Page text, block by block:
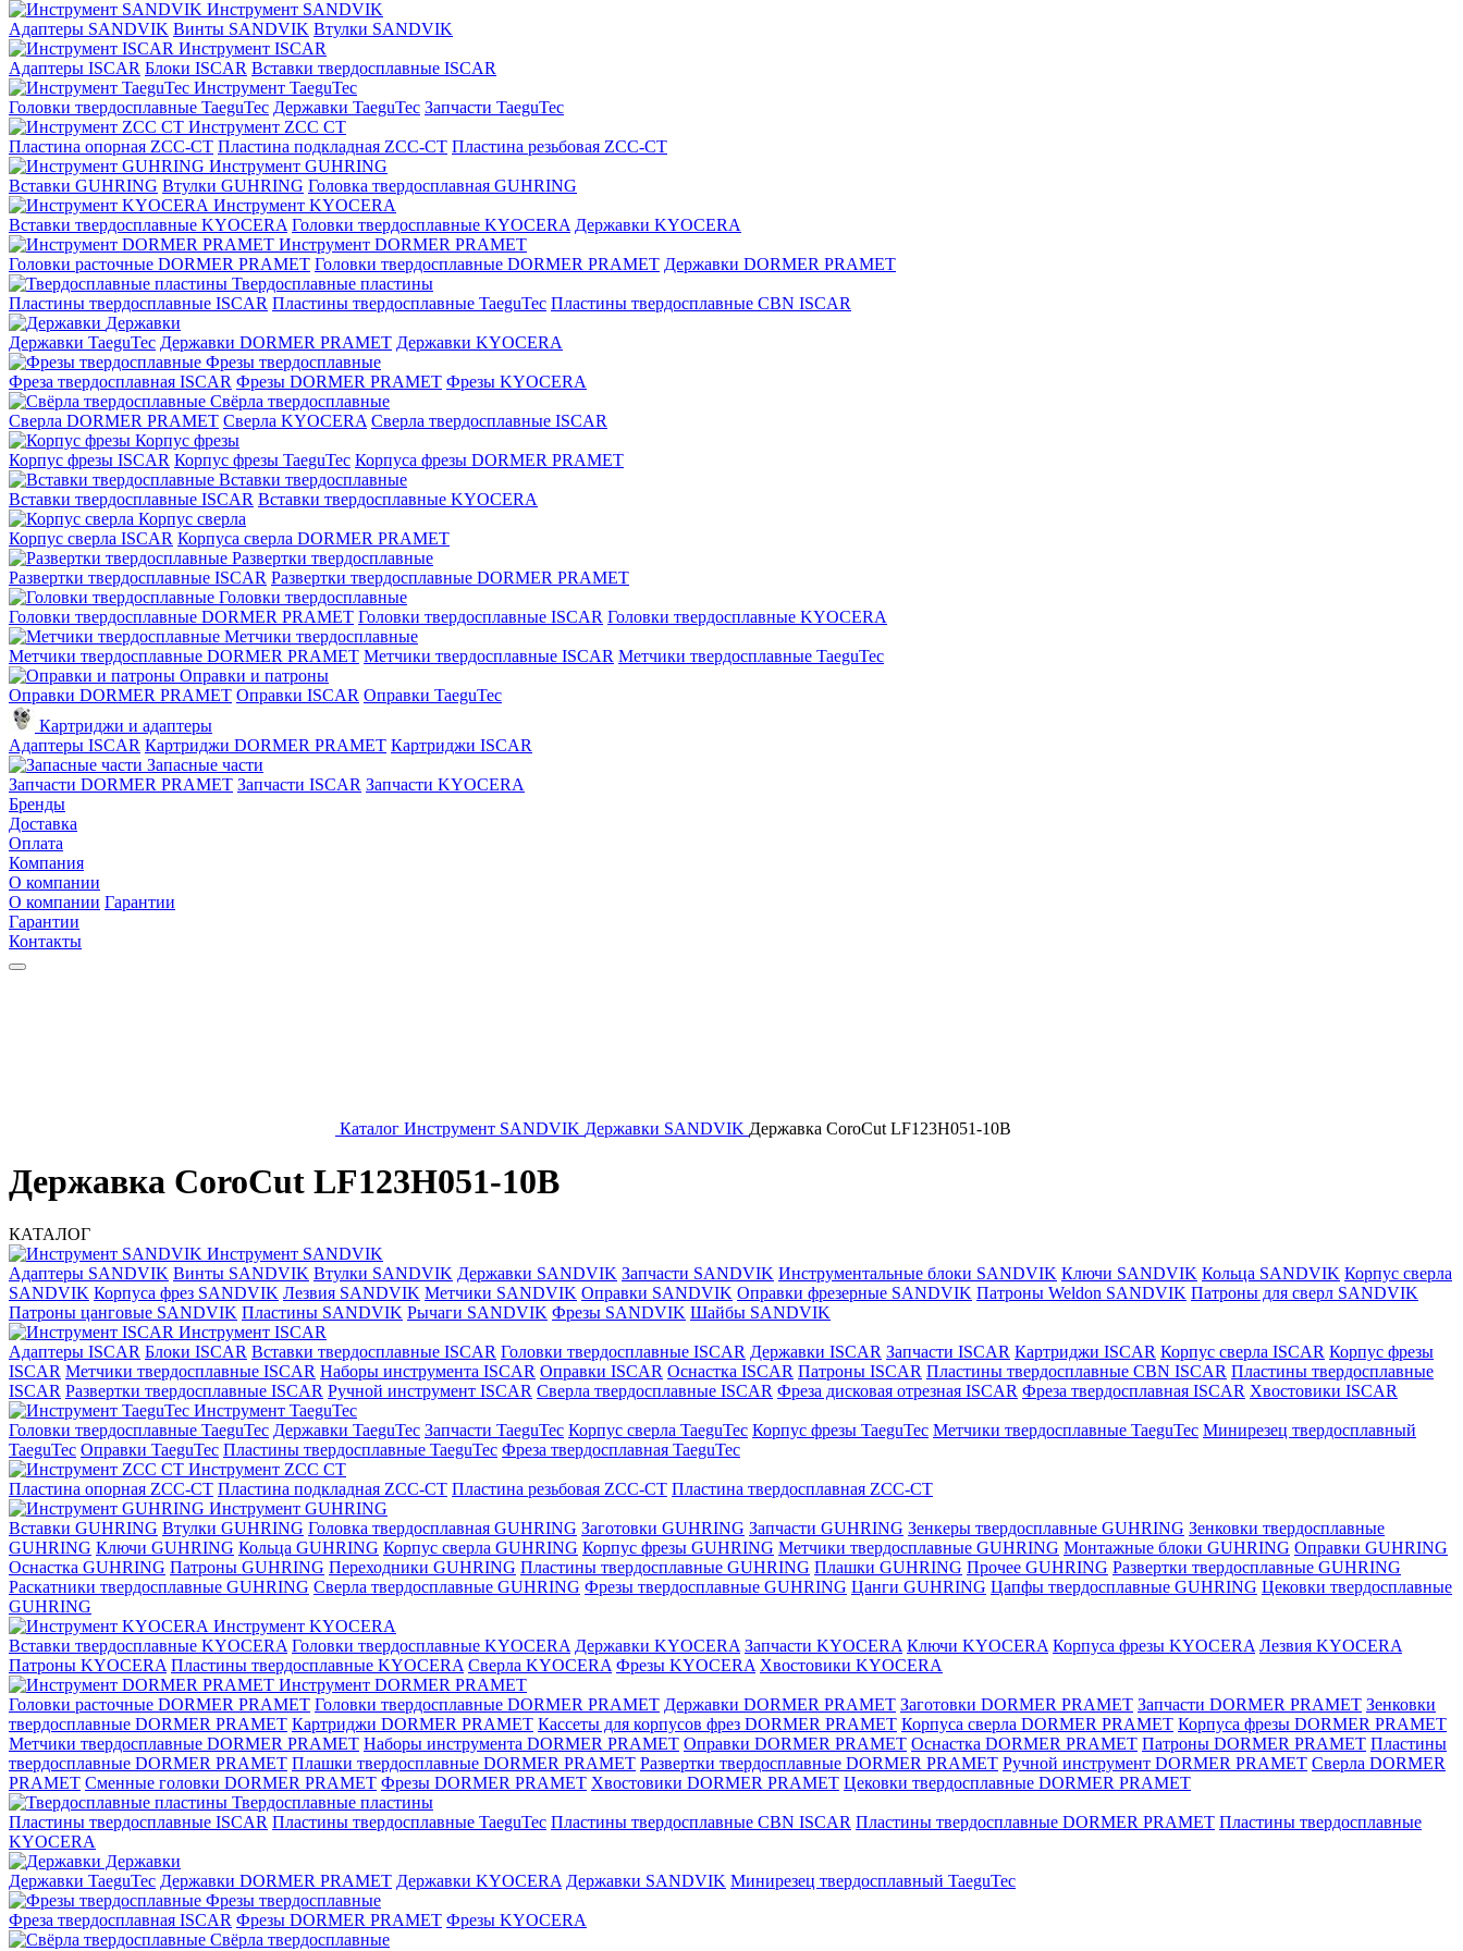
Инструмент SANDVIK
Адаптеры SANDVIK Винты SANDVIK Втулки SANDVIK
Инструмент ISCAR
Адаптеры ISCAR Блоки ISCAR Вставки твердосплавные ISCAR
Инструмент TaeguTec
Головки твердосплавные TaeguTec Державки TaeguTec Запчасти TaeguTec
Инструмент ZCС CT
Пластина опорная ZCC-CT Пластина подкладная ZCC-CT Пластина резьбовая ZCC-CT
Инструмент GUHRING
Вставки GUHRING Втулки GUHRING Головка твердосплавная GUHRING
Инструмент KYOCERA
Вставки твердосплавные KYOCERA Головки твердосплавные KYOCERA Державки KYOCERA
Инструмент DORMER PRAMET
Головки расточные DORMER PRAMET Головки твердосплавные DORMER PRAMET Державки DORMER PRAMET
Твердосплавные пластины
Пластины твердосплавные ISCAR Пластины твердосплавные TaeguTec Пластины твердосплавные CBN ISCAR
Державки
Державки TaeguTec Державки DORMER PRAMET Державки KYOCERA
Фрезы твердосплавные
Фреза твердосплавная ISCAR Фрезы DORMER PRAMET Фрезы KYOCERA
Свёрла твердосплавные
Сверла DORMER PRAMET Сверла KYOCERA Сверла твердосплавные ISCAR
Корпус фрезы
Корпус фрезы ISCAR Корпус фрезы TaeguTec Корпуса фрезы DORMER PRAMET
Вставки твердосплавные
Вставки твердосплавные ISCAR Вставки твердосплавные KYOCERA
Корпус сверла
Корпус сверла ISCAR Корпуса сверла DORMER PRAMET
Развертки твердосплавные
Развертки твердосплавные ISCAR Развертки твердосплавные DORMER PRAMET
Головки твердосплавные
Головки твердосплавные DORMER PRAMET Головки твердосплавные ISCAR Головки твердосплавные KYOCERA
Метчики твердосплавные
Метчики твердосплавные DORMER PRAMET Метчики твердосплавные ISCAR Метчики твердосплавные TaeguTec
Оправки и патроны
Оправки DORMER PRAMET Оправки ISCAR Оправки TaeguTec
Картриджи и адаптеры
Адаптеры ISCAR Картриджи DORMER PRAMET Картриджи ISCAR
Запасные части
Запчасти DORMER PRAMET Запчасти ISCAR Запчасти KYOCERA
Бренды
Доставка
Оплата
Компания
О компании
О компании Гарантии
Гарантии
Контакты
Каталог Инструмент SANDVIK Державки SANDVIK Державка CoroCut LF123H051-10B
Державка CoroCut LF123H051-10B
КАТАЛОГ
Инструмент SANDVIK
Адаптеры SANDVIK Винты SANDVIK Втулки SANDVIK Державки SANDVIK Запчасти SANDVIK Инструментальные блоки SANDVIK Ключи SANDVIK Кольца SANDVIK Корпус сверла
SANDVIK Корпуса фрез SANDVIK Лезвия SANDVIK Метчики SANDVIK Оправки SANDVIK Оправки фрезерные SANDVIK Патроны Weldon SANDVIK Патроны для сверл SANDVIK
Патроны цанговые SANDVIK Пластины SANDVIK Рычаги SANDVIK Фрезы SANDVIK Шайбы SANDVIK
Инструмент ISCAR
Адаптеры ISCAR Блоки ISCAR Вставки твердосплавные ISCAR Головки твердосплавные ISCAR Державки ISCAR Запчасти ISCAR Картриджи ISCAR Корпус сверла ISCAR Корпус фрезы
ISCAR Метчики твердосплавные ISCAR Наборы инструмента ISCAR Оправки ISCAR Оснастка ISCAR Патроны ISCAR Пластины твердосплавные CBN ISCAR Пластины твердосплавные
ISCAR Развертки твердосплавные ISCAR Ручной инструмент ISCAR Сверла твердосплавные ISCAR Фреза дисковая отрезная ISCAR Фреза твердосплавная ISCAR Хвостовики ISCAR
Инструмент TaeguTec
Головки твердосплавные TaeguTec Державки TaeguTec Запчасти TaeguTec Корпус сверла TaeguTec Корпус фрезы TaeguTec Метчики твердосплавные TaeguTec Минирезец твердосплавный
TaeguTec Оправки TaeguTec Пластины твердосплавные TaeguTec Фреза твердосплавная TaeguTec
Инструмент ZCС CT
Пластина опорная ZCC-CT Пластина подкладная ZCC-CT Пластина резьбовая ZCC-CT Пластина твердосплавная ZCC-CT
Инструмент GUHRING
Вставки GUHRING Втулки GUHRING Головка твердосплавная GUHRING Заготовки GUHRING Запчасти GUHRING Зенкеры твердосплавные GUHRING Зенковки твердосплавные
GUHRING Ключи GUHRING Кольца GUHRING Корпус сверла GUHRING Корпус фрезы GUHRING Метчики твердосплавные GUHRING Монтажные блоки GUHRING Оправки GUHRING
Оснастка GUHRING Патроны GUHRING Переходники GUHRING Пластины твердосплавные GUHRING Плашки GUHRING Прочее GUHRING Развертки твердосплавные GUHRING
Раскатники твердосплавные GUHRING Сверла твердосплавные GUHRING Фрезы твердосплавные GUHRING Цанги GUHRING Цапфы твердосплавные GUHRING Цековки твердосплавные
GUHRING
Инструмент KYOCERA
Вставки твердосплавные KYOCERA Головки твердосплавные KYOCERA Державки KYOCERA Запчасти KYOCERA Ключи KYOCERA Корпуса фрезы KYOCERA Лезвия KYOCERA
Патроны KYOCERA Пластины твердосплавные KYOCERA Сверла KYOCERA Фрезы KYOCERA Хвостовики KYOCERA
Инструмент DORMER PRAMET
Головки расточные DORMER PRAMET Головки твердосплавные DORMER PRAMET Державки DORMER PRAMET Заготовки DORMER PRAMET Запчасти DORMER PRAMET Зенковки
твердосплавные DORMER PRAMET Картриджи DORMER PRAMET Кассеты для корпусов фрез DORMER PRAMET Корпуса сверла DORMER PRAMET Корпуса фрезы DORMER PRAMET
Метчики твердосплавные DORMER PRAMET Наборы инструмента DORMER PRAMET Оправки DORMER PRAMET Оснастка DORMER PRAMET Патроны DORMER PRAMET Пластины
твердосплавные DORMER PRAMET Плашки твердосплавные DORMER PRAMET Развертки твердосплавные DORMER PRAMET Ручной инструмент DORMER PRAMET Сверла DORMER
PRAMET Сменные головки DORMER PRAMET Фрезы DORMER PRAMET Хвостовики DORMER PRAMET Цековки твердосплавные DORMER PRAMET
Твердосплавные пластины
Пластины твердосплавные ISCAR Пластины твердосплавные TaeguTec Пластины твердосплавные CBN ISCAR Пластины твердосплавные DORMER PRAMET Пластины твердосплавные
KYOCERA
Державки
Державки TaeguTec Державки DORMER PRAMET Державки KYOCERA Державки SANDVIK Минирезец твердосплавный TaeguTec
Фрезы твердосплавные
Фреза твердосплавная ISCAR Фрезы DORMER PRAMET Фрезы KYOCERA
Свёрла твердосплавные